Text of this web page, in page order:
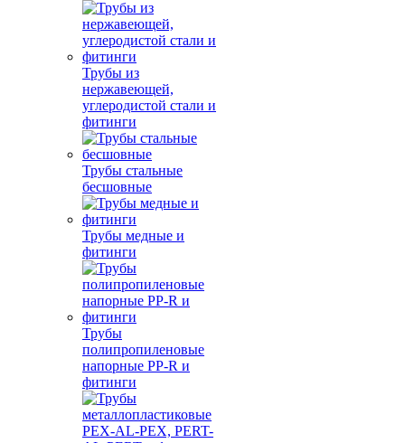
Трубы из
нержавеющей,
углеродистой стали и
фитинги
Трубы стальные
бесшовные
Трубы медные и
фитинги
Трубы
полипропиленовые
напорные PP-R и
фитинги